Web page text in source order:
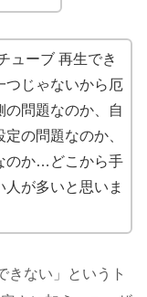
ューブ 再生でき
つじゃないから厄
の問題なのか、自
の問題なのか、
のか…どこから手
が多いと思いま
きない」というト